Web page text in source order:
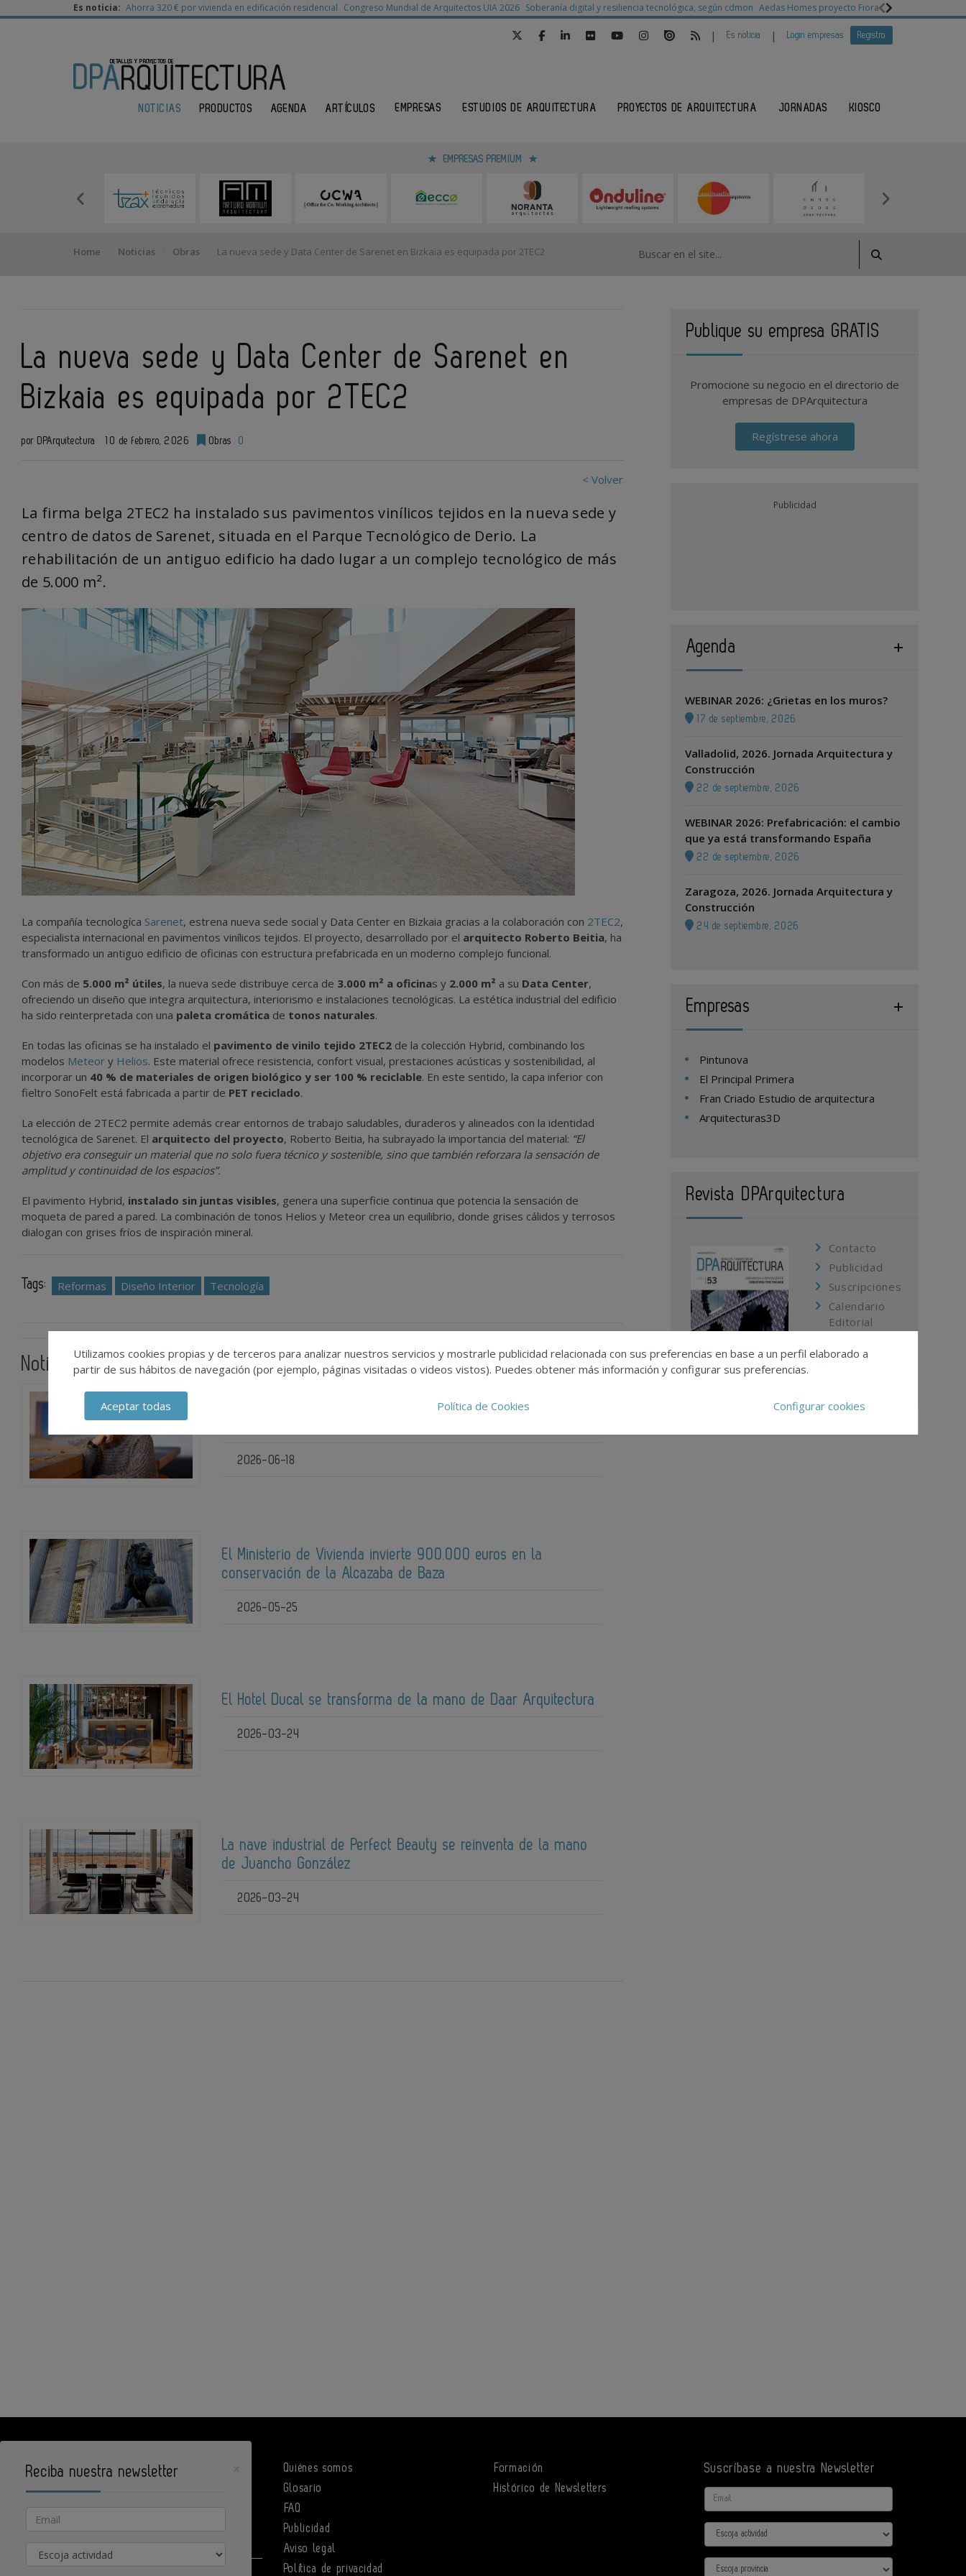
Es noticia: Ahorra 320 € por vivienda en edificación residencial Congreso Mundial de Arquitectos UIA 2026 Soberanía digital y resiliencia tecnológica, según cdmon Aedas Homes proyecto Fiora Ganadores
| Es noticia | Login empresas Registro
NOTICIAS PRODUCTOS AGENDA ARTÍCULOS EMPRESAS ESTUDIOS DE ARQUITECTURA PROYECTOS DE ARQUITECTURA JORNADAS KIOSCO
EMPRESAS PREMIUM
Home Noticias Obras La nueva sede y Data Center de Sarenet en Bizkaia es equipada por 2TEC2
La nueva sede y Data Center de Sarenet en
Bizkaia es equipada por 2TEC2
por DPArquitectura 10 de febrero, 2026 Obras 0
< Volver
La firma belga 2TEC2 ha instalado sus pavimentos vinílicos tejidos en la nueva sede y
centro de datos de Sarenet, situada en el Parque Tecnológico de Derio. La
rehabilitación de un antiguo edificio ha dado lugar a un complejo tecnológico de más
de 5.000 m².
La compañía tecnologíca Sarenet, estrena nueva sede social y Data Center en Bizkaia gracias a la colaboración con 2TEC2,
especialista internacional en pavimentos vinílicos tejidos. El proyecto, desarrollado por el arquitecto Roberto Beitia, ha
transformado un antiguo edificio de oficinas con estructura prefabricada en un moderno complejo funcional.
Con más de 5.000 m² útiles, la nueva sede distribuye cerca de 3.000 m² a oficinas y 2.000 m² a su Data Center,
ofreciendo un diseño que integra arquitectura, interiorismo e instalaciones tecnológicas. La estética industrial del edificio
ha sido reinterpretada con una paleta cromática de tonos naturales.
En todas las oficinas se ha instalado el pavimento de vinilo tejido 2TEC2 de la colección Hybrid, combinando los
modelos Meteor y Helios. Este material ofrece resistencia, confort visual, prestaciones acústicas y sostenibilidad, al
incorporar un 40 % de materiales de origen biológico y ser 100 % reciclable. En este sentido, la capa inferior con
fieltro SonoFelt está fabricada a partir de PET reciclado.
La elección de 2TEC2 permite además crear entornos de trabajo saludables, duraderos y alineados con la identidad
tecnológica de Sarenet. El arquitecto del proyecto, Roberto Beitia, ha subrayado la importancia del material: “El
objetivo era conseguir un material que no solo fuera técnico y sostenible, sino que también reforzara la sensación de
amplitud y continuidad de los espacios”.
El pavimento Hybrid, instalado sin juntas visibles, genera una superficie continua que potencia la sensación de
moqueta de pared a pared. La combinación de tonos Helios y Meteor crea un equilibrio, donde grises cálidos y terrosos
dialogan con grises fríos de inspiración mineral.
Tags: Reformas Diseño Interior Tecnología
Noticias relacionadas
César Portela recibirá el Premio de Arquitectura en Piedra
2026-06-18
El Ministerio de Vivienda invierte 900.000 euros en la
conservación de la Alcazaba de Baza
2026-05-25
El Hotel Ducal se transforma de la mano de Daar Arquitectura
2026-03-24
La nave industrial de Perfect Beauty se reinventa de la mano
de Juancho González
2026-03-24
Publique su empresa GRATIS
Promocione su negocio en el directorio de
empresas de DPArquitectura
Regístrese ahora
Publicidad
Agenda
WEBINAR 2026: ¿Grietas en los muros?
17 de septiembre, 2026
Valladolid, 2026. Jornada Arquitectura y
Construcción
22 de septiembre, 2026
WEBINAR 2026: Prefabricación: el cambio
que ya está transformando España
22 de septiembre, 2026
Zaragoza, 2026. Jornada Arquitectura y
Construcción
24 de septiembre, 2026
Empresas
Pintunova
El Principal Primera
Fran Criado Estudio de arquitectura
Arquitecturas3D
Revista DPArquitectura
Contacto
Publicidad
Suscripciones
Calendario
Editorial
revistas
Quiénes somos
Glosario
FAQ
Publicidad
Aviso legal
Política de privacidad
Formación
Histórico de Newsletters
Suscríbase a nuestra Newsletter
Email
Actividad
Provincia
Utilizamos cookies propias y de terceros para analizar nuestros servicios y mostrarle publicidad relacionada con sus preferencias en base a un perfil elaborado a
partir de sus hábitos de navegación (por ejemplo, páginas visitadas o videos vistos). Puedes obtener más información y configurar sus preferencias.
Aceptar todas Política de Cookies Configurar cookies
Reciba nuestra newsletter
Email
Actividad